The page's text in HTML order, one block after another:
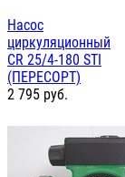
Насос
циркуляционный
СR 25/4-180 STI
(ПЕРЕСОРТ)
2 795 руб.